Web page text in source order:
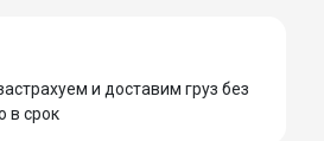
и доставим груз без
в срок